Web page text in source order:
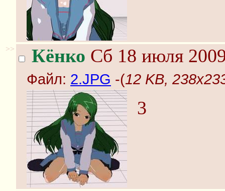
>> Кёнко Сб 18 июля
Файл: 2.JPG -(12 KB,
3